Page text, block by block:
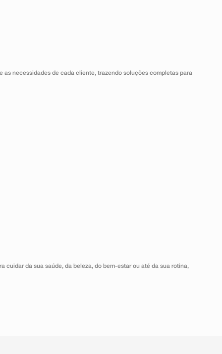
necessidades de cada cliente, trazendo soluções completas para
cuidar da sua saúde, da beleza, do bem-estar ou até da sua rotina,